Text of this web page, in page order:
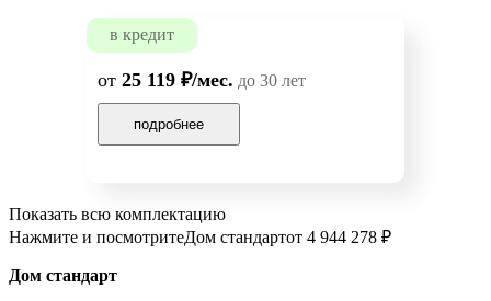
в кредит
от 25 119 ₽/мес. до 30 лет
подробнее
Показать всю комплектацию
Нажмите и посмотритеДом стандартот 4 944 278 ₽
Дом стандарт